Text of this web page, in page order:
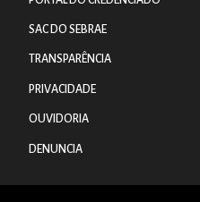
SAC DO SEBRAE
TRANSPARÊNCIA
PRIVACIDADE
OUVIDORIA
DENUNCIA